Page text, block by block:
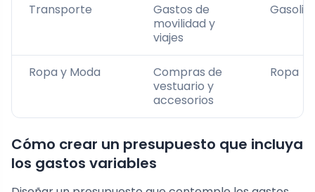
Transporte
Gastos de
movilidad y
viajes
Ropa y Moda
Compras de
vestuario y
accesorios
Ropa
Cómo crear un presupuesto que incluya
los gastos variables